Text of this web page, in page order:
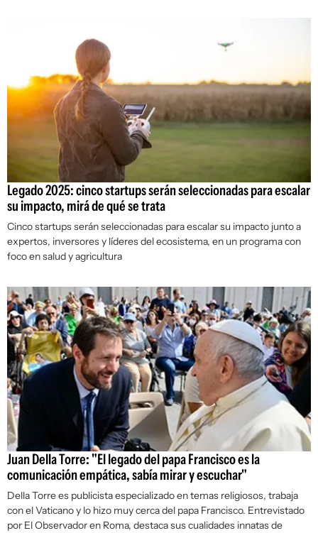
Legado 2025: cinco startups serán seleccionadas para escalar
su impacto, mirá de qué se trata
Cinco startups serán seleccionadas para escalar su impacto junto a
expertos, inversores y líderes del ecosistema, en un programa con
foco en salud y agricultura
Juan Della Torre: "El legado del papa Francisco es la
comunicación empática, sabía mirar y escuchar"
Della Torre es publicista especializado en temas religiosos, trabaja
con el Vaticano y lo hizo muy cerca del papa Francisco. Entrevistado
por El Observador en Roma, destaca sus cualidades innatas de